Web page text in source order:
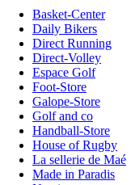
Basket-Center
Daily Bikers
Direct Running
Direct-Volley
Espace Golf
Foot-Store
Galope-Store
Golf and co
Handball-Store
House of Rugby
La sellerie de Maé
Made in Paradis